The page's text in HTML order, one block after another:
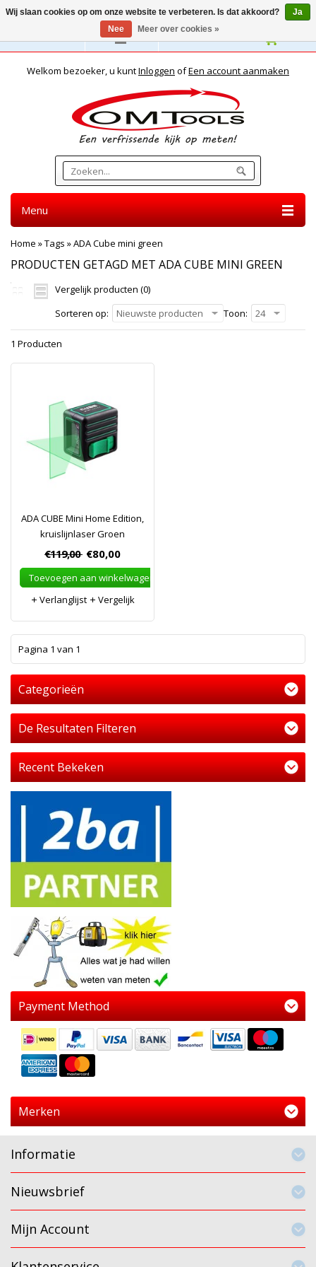
Nederlands
Welkom bezoeker, u kuntInloggen ofEen account aanmaken
Menu
Home »Tags »ADA Cube mini green
PRODUCTEN GETAGD MET ADA CUBE MINI GREEN
Vergelijk producten (0)
Sorteren op:
Nieuwste producten Toon: 24
1 Producten
ADA CUBE Mini Home Edition,
kruislijnlaser Groen
€119,00 €80,00
Toevoegen aan winkelwagen
Verlanglijst
Vergelijk
Pagina 1 van 1
Categorieën
De Resultaten Filteren
Recent Bekeken
Payment Method
Merken
Informatie
Nieuwsbrief
Mijn Account
Wij slaan cookies op om onze website te verbeteren. Is dat akkoord?
Ja
Nee
Meer over cookies »